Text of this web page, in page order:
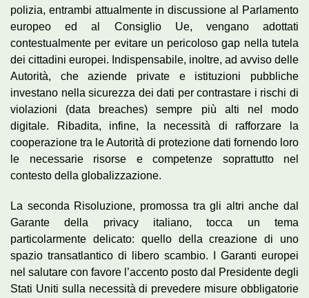
polizia, entrambi attualmente in discussione al Parlamento
europeo ed al Consiglio Ue, vengano adottati
contestualmente per evitare un pericoloso gap nella tutela
dei cittadini europei. Indispensabile, inoltre, ad avviso delle
Autorità, che aziende private e istituzioni pubbliche
investano nella sicurezza dei dati per contrastare i rischi di
violazioni (data breaches) sempre più alti nel modo
digitale. Ribadita, infine, la necessità di rafforzare la
cooperazione tra le Autorità di protezione dati fornendo loro
le necessarie risorse e competenze soprattutto nel
contesto della globalizzazione.
La seconda Risoluzione, promossa tra gli altri anche dal
Garante della privacy italiano, tocca un tema
particolarmente delicato: quello della creazione di uno
spazio transatlantico di libero scambio. I Garanti europei
nel salutare con favore l’accento posto dal Presidente degli
Stati Uniti sulla necessità di prevedere misure obbligatorie